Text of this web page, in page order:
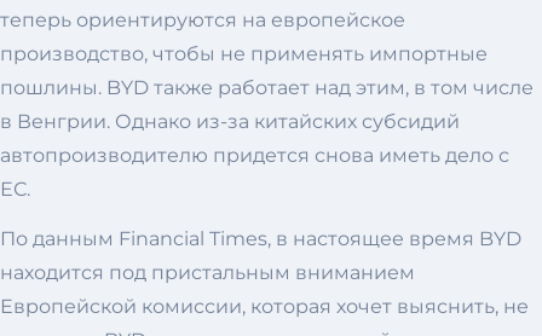
теперь ориентируются на европейское
производство, чтобы не применять импортные
пошлины. BYD также работает над этим, в том числе
в Венгрии. Однако из-за китайских субсидий
автопроизводителю придется снова иметь дело с
ЕС.
По данным Financial Times, в настоящее время BYD
находится под пристальным вниманием
Европейской комиссии, которая хочет выяснить, не